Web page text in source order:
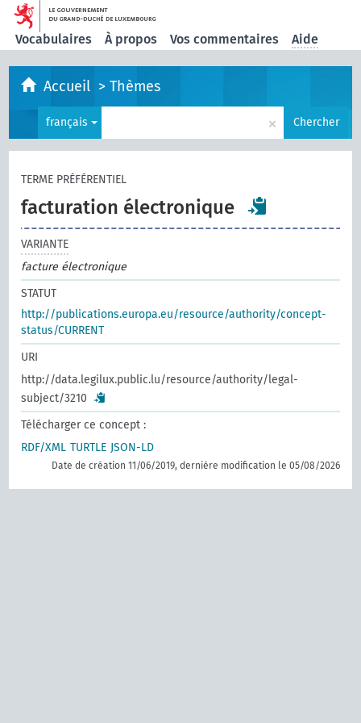
Vocabulaires À propos Vos commentaires Aide
Accueil >Thèmes
français × Chercher
TERME PRÉFÉRENTIEL
facturation électronique
VARIANTE
facture électronique
STATUT
http://publications.europa.eu/resource/authority/concept-
status/CURRENT
URI
http://data.legilux.public.lu/resource/authority/legal-
subject/3210
Télécharger ce concept :
RDF/XML TURTLE JSON-LD
Date de création 11/06/2019, dernière modification le 05/08/2026